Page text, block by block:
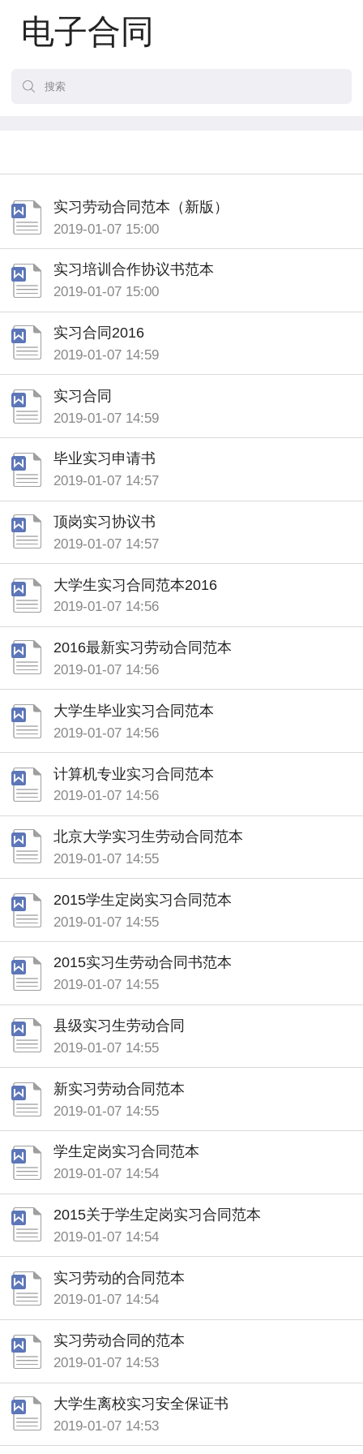
电子合同
实习劳动合同范本（新版）
2019-01-07 15:00
实习培训合作协议书范本
2019-01-07 15:00
实习合同2016
2019-01-07 14:59
实习合同
2019-01-07 14:59
毕业实习申请书
2019-01-07 14:57
顶岗实习协议书
2019-01-07 14:57
大学生实习合同范本2016
2019-01-07 14:56
2016最新实习劳动合同范本
2019-01-07 14:56
大学生毕业实习合同范本
2019-01-07 14:56
计算机专业实习合同范本
2019-01-07 14:56
北京大学实习生劳动合同范本
2019-01-07 14:55
2015学生定岗实习合同范本
2019-01-07 14:55
2015实习生劳动合同书范本
2019-01-07 14:55
县级实习生劳动合同
2019-01-07 14:55
新实习劳动合同范本
2019-01-07 14:55
学生定岗实习合同范本
2019-01-07 14:54
2015关于学生定岗实习合同范本
2019-01-07 14:54
实习劳动的合同范本
2019-01-07 14:54
实习劳动合同的范本
2019-01-07 14:53
大学生离校实习安全保证书
2019-01-07 14:53